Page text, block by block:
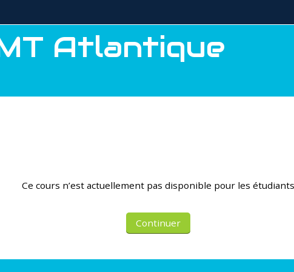
Atlantique
Ce cours n’est actuellement pas disponible pour les étudiants
Continuer